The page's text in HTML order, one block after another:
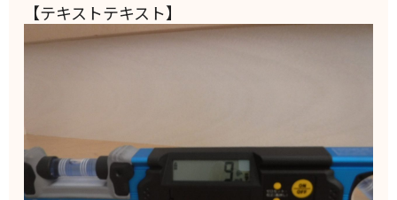
【テキストテキスト】